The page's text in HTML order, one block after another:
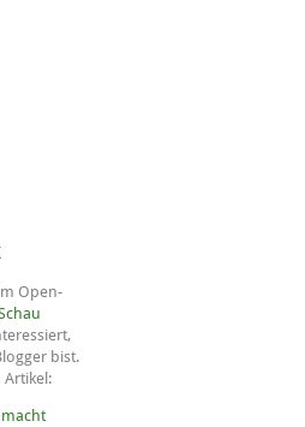
Open-
bist.
Artikel: